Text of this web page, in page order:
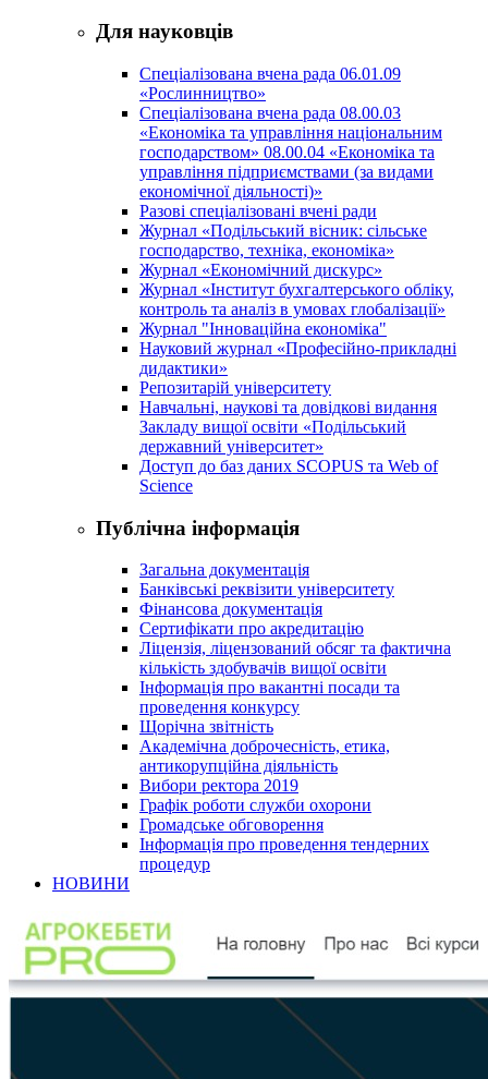
Для науковців
Спеціалізована вчена рада 06.01.09
«Рослинництво»
Спеціалізована вчена рада 08.00.03
«Економіка та управління національним
господарством» 08.00.04 «Економіка та
управління підприємствами (за видами
економічної діяльності)»
Разові спеціалізовані вчені ради
Журнал «Подільський вісник: сільське
господарство, техніка, економіка»
Журнал «Економічний дискурс»
Журнал «Інститут бухгалтерського обліку,
контроль та аналіз в умовах глобалізації»
Журнал "Інноваційна економіка"
Науковий журнал «Професійно-прикладні
дидактики»
Репозитарій університету
Навчальні, наукові та довідкові видання
Закладу вищої освіти «Подільський
державний університет»
Доступ до баз даних SCOPUS та Web of
Science
Публічна інформація
Загальна документація
Банківські реквізити університету
Фінансова документація
Сертифікати про акредитацію
Ліцензія, ліцензований обсяг та фактична
кількість здобувачів вищої освіти
Інформація про вакантні посади та
проведення конкурсу
Щорічна звітність
Академічна доброчесність, етика,
антикорупційна діяльність
Вибори ректора 2019
Графік роботи служби охорони
Громадське обговорення
Інформація про проведення тендерних
процедур
НОВИНИ